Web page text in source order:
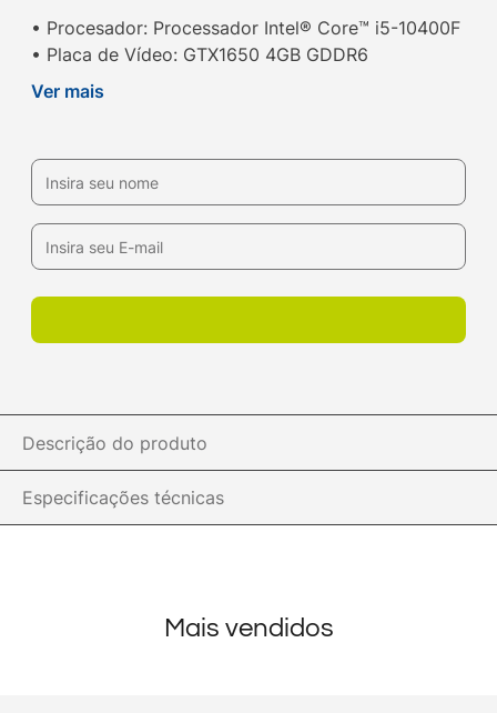
• Procesador: Processador Intel® Core™ i5-10400F
• Placa de Vídeo: GTX1650 4GB GDDR6
• Memória: 8GB (1x 8GB)
Ver mais
Descrição do produto
Especificações técnicas
Mais vendidos